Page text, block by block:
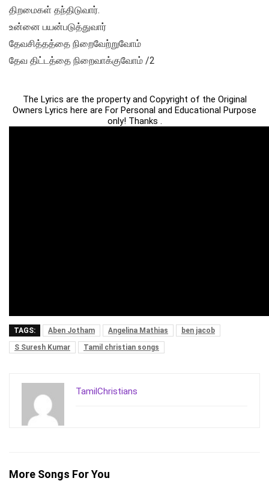
திறமைகள் தந்திடுவார்.
உன்னை பயன்படுத்துவார்
தேவசித்தத்தை நிறைவேற்றுவோம்
தேவ திட்டத்தை நிறைவாக்குவோம் /2
The Lyrics are the property and Copyright of the Original
Owners Lyrics here are For Personal and Educational Purpose
only! Thanks .
TAGS: Aben Jotham Angelina Mathias
ben jacob
S Suresh Kumar
Tamil christian songs
TamilChristians
More Songs For You